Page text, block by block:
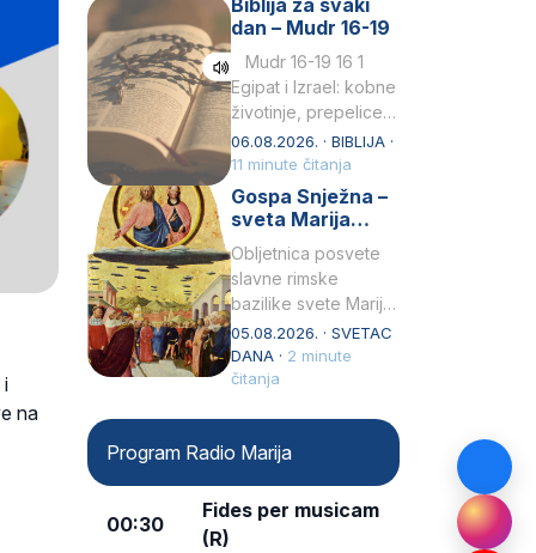
i
na
Petar u svojoj
drugoj…
Biblija za svaki
dan – Mudr 16-19
Mudr 16-19 16 1
Egipat i Izrael: kobne
životinje, prepelice
Zato bijahu
primjereno kažnjeni
sličnim životinjamai
mučeni mnoštvom
06.08.2026. · BIBLIJA ·
11 minute čitanja
Gospa Snježna –
sveta Marija
Velika, zaštitnica
rimske bazilike
Obljetnica posvete
slavne rimske
bazilike svete Marije
Velike (Santa Maria
Maggiore) u narodu
se slavi kao Gospa
05.08.2026. · SVETAC
DANA · 2 minute
čitanja
Program Radio Marija
00:30
Fides per musicam
(R)